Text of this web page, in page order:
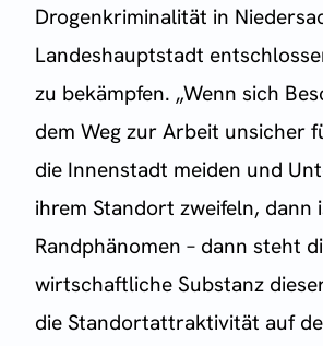
Drogenkriminalität in
Landeshauptstadt
zu bekämpfen. „Wenn sich
dem Weg zur Arbeit unsicher
die Innenstadt meiden und
ihrem Standort zweifeln, dann
Randphänomen – dann steht
wirtschaftliche Substanz
die Standortattraktivität auf